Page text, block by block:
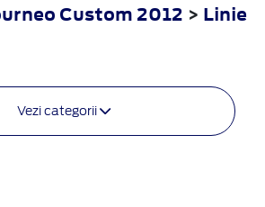
Custom 2012 > Linie
Vezi categorii